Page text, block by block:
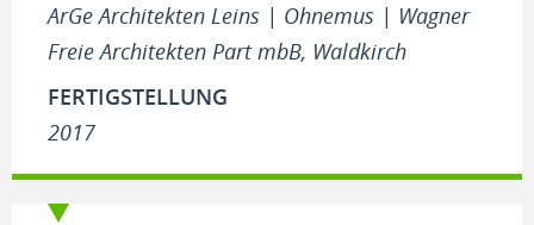
ArGe Architekten Leins | Ohnemus | Wagner
Freie Architekten Part mbB, Waldkirch
FERTIGSTELLUNG
2017